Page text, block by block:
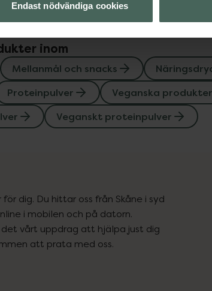
Endast nödvändiga cookies
inom
Mellanmål och snacks
Proteinpulver Veganska produkter
Veganskt proteinpulver
dig. Du hittar oss från Skåne i syd
i mobilen och på datorn.
vårt uppdrag att hjälpa just dig
att prata med oss.